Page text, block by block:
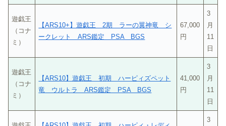
遊戯王
（コナ
ミ）
【ARS10+】遊戯王 2期 ラーの翼神竜 シ
ークレット ARS鑑定 PSA BGS
67,000
円
3
月
11
日
遊戯王
（コナ
ミ）
【ARS10】遊戯王 初期 ハーピィズペット
竜 ウルトラ ARS鑑定 PSA BGS
41,000
円
3
月
11
日
3